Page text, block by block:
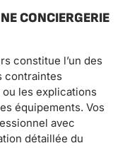
CONCIERGERIE
constitue l’un des
contraintes
ou les explications
équipements. Vos
avec
détaillée du